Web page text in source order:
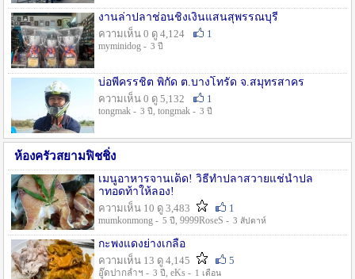
งานล่าปลาช่อนชิงเงินแสนสุพรรณบุรี
ความเห็น 0 ดู 4,124
1
myminidog - 3 ปี
บ่อพี่ครรชิต พิกัด ต.บางโทรัด จ.สมุทรสาคร
ความเห็น 0 ดู 5,132
1
tongmak - 3 ปี , tongmak - 3 ปี
ห้องครัวสยามฟิชชิ่ง
เมนูอาหารจานเด็ด! วิธีทำปลาสวายแช่น้ำปล
าทอดท้าให้ลอง!
ความเห็น 10 ดู 3,483
1
mumkonmong - 5 ปี , 9999RoseS - 3 สัปดาห์
กะพงแดงย่างเกลือ
ความเห็น 13 ดู 4,145
5
อู๊ดปากลำฯ - 3 ปี , eKs - 1 เดือน